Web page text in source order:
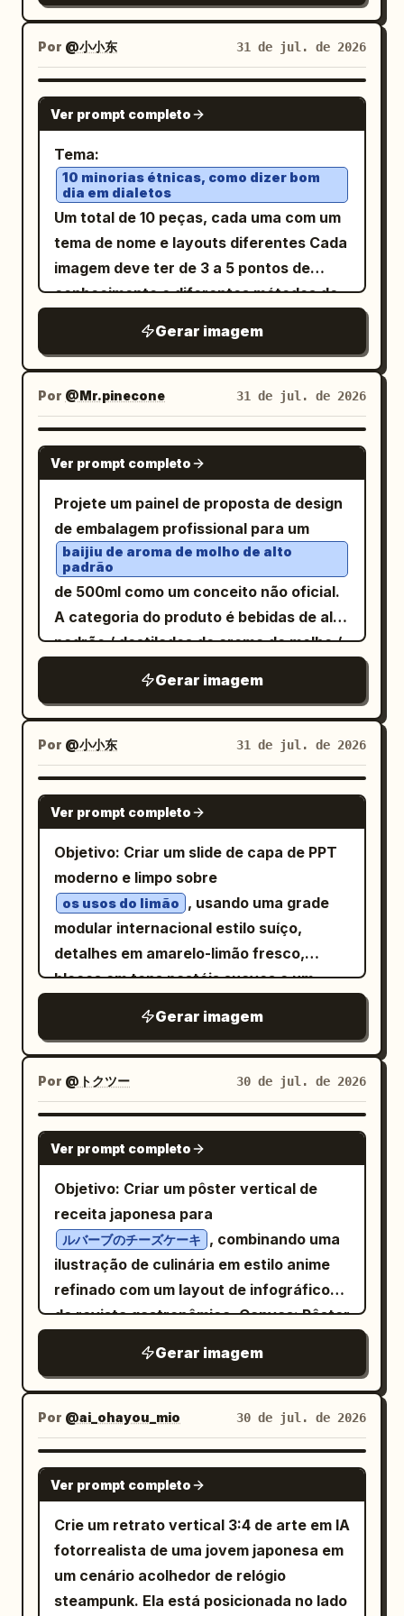
simplificado fornecidos, sem adicionar
texto extra.
publicação. Evite cenas complexas,
texturas decorativas, filtros vintage e
layouts desorganizados.
pátio chinês desenhado em gravura
detalhada em tinta monocromática. À
esquerda, um grande sino de templo de
bronze pende de uma viga de madeira
horizontal espessa por anéis e correntes
pesado e texturizado, com tachas em
relevo, painéis esculpidos e uma borda
inferior recortada. Uma corda está
amarrada ao badalo ou à borda inferior
do sino e se estende diagonalmente para
baixo em direção à direita. Personagem:
exatamente um homem chinês adulto em
trajes tradicionais antigos, agachado e
puxando a corda com o corpo inclinado
para trás. Ele tapa ambas as orelhas
com as mãos enquanto ainda tenta
roubar ou mover o sino. Ele tem um
calças pretas largas, uma faixa na
cintura, botas e uma postura cômica
tensa. Visualização de som: Desenhe
muitos anéis concêntricos vermelhos
finos de ondas sonoras irradiando do
sino por todo o pátio, passando ao redor
do homem para enfatizar que tapar os
ouvidos não interrompe o som. Fundo:
Inclua um piso de pátio pavimentado
com pedras, uma parede de pátio pálida
com painéis decorativos tênues, um
telhado de telhas tradicional e uma
estrutura de portão de madeira à direita,
galhos de árvores com folhas esparsas
atrás da parede e detalhes
arquitetônicos de madeira esculpida à
esquerda. Mantenha o ambiente
historicamente chinês e levemente
teatral. Elementos anotados: Inclua
exatamente 3 chamadas numeradas em
vermelho: “01” perto do sino que toca e
das ondas sonoras, “02” perto do
homem tapando os ouvidos e “03” perto
do chão de pedra no centro-inferior
vermelhas finas e pequenos círculos
linha de caneta e tinta altamente
detalhada, tons suaves de preto e sépia
com detalhes em vermelho contidos
apenas para as ondas sonoras,
chamadas e a pequena etiqueta. A
imagem deve parecer um diagrama de
livro de histórias chinês antigo
misturado com um pôster de infográfico
brilhantes, sem personagens extras,
sem marca d'água.
× 957 px, fundo preto carvão com
margens estreitas e visual de postagem
de feed. Layout: No topo, coloque uma
grade 2 × 2 de exatamente 4 miniaturas
horizontais pequenas com
espaçamentos escuros estreitos.
Abaixo da grade, adicione uma marca
minúscula de dois caracteres que
pareça “**” ou dois pequenos pontos
brancos. Abaixo disso, coloque 1 imagem
de fantasia horizontal grande ocupando
quase toda a largura. Sob a imagem
grande, adicione exatamente 3 linhas
alinhado à esquerda. Na parte inferior,
coloque 1 imagem de fantasia horizontal
grande final ocupando quase toda a
largura. Total de painéis de imagem
visíveis: exatamente 6, consistindo em 4
miniaturas pequenas, 1 painel grande
central e 1 painel grande inferior.
Assunto da imagem de fantasia: Cada
painel deve retratar uma avenida de
fantasia gótica épica semelhante,
levando a um castelo ou cidadela de
pavimentação de paralelepípedos
úmidos e reflexivos, postes de luz e
grades ornamentados, árvores de
outono vermelhas e laranjas em ambos
os lados, profundidade atmosférica azul
nebulosa, cachoeiras ou feixes de luz
verticais e um vórtice de arco-íris
giratório luminoso no céu acima do
castelo. O estilo deve se assemelhar a
arte conceitual de fantasia digital
altamente detalhada, com perspectiva
dramática, iluminação pictórica e
arquitetura ornamentada. Conceito de
degradação: As 4 miniaturas devem
parecer muito semelhantes entre si,
como se a mesma cena estivesse sendo
regenerada repetidamente. A imagem
grande central deve ser mais nítida e
grandiosa, mas já mostrar padrões de
textura repetidos e efeitos sobrepostos.
A imagem inferior deve parecer
visivelmente degradada: ruidosa,
borrada, supersaturada, com detalhes
manchados, bordas duplicadas, texturas
granuladas e excesso de artefatos
acumulados semelhantes a pinceladas,
embora ainda reconhecível como a
mesma avenida do castelo de fantasia.
Conteúdo do texto: Use exatamente
estas 3 linhas de legenda sob a imagem
central em texto pequeno, em negrito,
foi diferente, esta é a 5ª geração:”
imagens anteriores.” “A destruição é
ainda pior, por causa das diferenças nos
dados da imagem a cada passo.” Estilo
visual: Estética de captura de tela de
Por @小小东 31 de jul. de 2026
GPT IMAGE 2
Ver prompt completo
Tema:
10 minorias étnicas, como dizer bom
dia em dialetos
Um total de 10 peças, cada uma com um
tema de nome e layouts diferentes Cada
imagem deve ter de 3 a 5 pontos de
conhecimento e diferentes métodos de
Tipografia e fontes profissionais de nível
colecionador Proporção de aspecto 3:4
Não utilize lógica de numeração
sequencial
Gerar imagem
Por @Mr.pinecone 31 de jul. de 2026
GPT IMAGE 2
Ver prompt completo
Projete um painel de proposta de design
de embalagem profissional para um
baijiu de aroma de molho de alto
padrão
de 500ml como um conceito não oficial.
A categoria do produto é bebidas de alto
padrão / destilados de aroma de molho /
garrafa de vidro, visando presentes de
alto valor, coleções pessoais, brindes
corporativos e banquetes de negócios.
Os cenários de vendas e transporte
abrangem exposição em varejo
boutique, presentes festivos, entrega
por e-commerce e transporte em caixa
externa secundária. O estilo utiliza uma
combinação derivada do Modo
Automático: o estilo principal é
Patrimônio Imaterial Antigo,
complementado por hierarquia de
informações e ordem modular Moderna
Internacional, enfatizando técnicas de
fabricação, envelhecimento, cultura de
origem e expressão de marca moderna
de alto padrão, evitando clichês de
preto e dourado, vermelho e dourado,
empilhamento palaciano e simbolismo
'Expressão Contemporânea do
Artesanato Antigo' como conceito
central: uma paleta contida e premium
composta por
marrom terra de forno, branco marfim
de papel de arroz, índigo profundo e
detalhes metálicos de cobre oxidado
, com uma atmosfera oriental que não é
datada e uma sensação internacional de
principal utiliza uma estrutura de caixa
de presente rígida vertical. Valores
sugeridos/confirmação de amostragem:
uma caixa de presente de papel especial
envolto em placa rígida usando uma
estrutura de tampa superior e inferior
mais ombro, contendo uma garrafa de
vidro de baijiu de 500ml dentro; o corpo
Gerar imagem
Por @小小东 31 de jul. de 2026
GPT IMAGE 2
Ver prompt completo
Objetivo: Criar um slide de capa de PPT
moderno e limpo sobre
os usos do limão
, usando uma grade
modular internacional estilo suíço,
detalhes em amarelo-limão fresco,
blocos em tons pastéis suaves e um
saúde/estilo de vida. Canvas: Slide de
apresentação widescreen 16:9, fundo
off-white, margens amplas, tipografia
vetorial nítida, sem marca d'água. Use
equilíbrio assimétrico: coluna esquerda
com texto em destaque e composição
fotográfica arredondada grande à
direita. Layout: O lado esquerdo contém
a pilha de títulos e quatro cartões de
recursos. O lado direito contém um
painel fotográfico de limão com cantos
arredondados ocupando cerca de
metade da largura do slide. O canto
inferior direito possui uma barra de
etiqueta de página em preto e amarelo.
Adicione marcas de grade/linha de base
verticais sutis ao longo da borda inferior.
Conteúdo do texto: Título principal em
caracteres grandes, pretos e em
adicione um sublinhado curto em
amarelo neon, seguido pelo subtítulo:
Apresentação de 10 slides com
informações modernas
Gerar imagem
Por @トクツー 30 de jul. de 2026
GPT IMAGE 2
Ver prompt completo
Objetivo: Criar um pôster vertical de
receita japonesa para
ルバーブのチーズケーキ
, combinando uma
ilustração de culinária em estilo anime
refinado com um layout de infográfico
de revista gastronômica. Canvas: Pôster
cinematográfica quente, paleta de
marrom escuro e dourado, renderização
em anime semi-realista de alto detalhe.
Use um fundo de cozinha europeia
rústica com paredes de tijolos, panelas
de cobre, utensílios pendurados, luz de
janela vinda do canto superior esquerdo,
vapor, bancada de madeira e bordas
ornamentais douradas finas e elegantes.
Layout principal: No canto superior
Gerar imagem
Por @ai_ohayou_mio 30 de jul. de 2026
GPT IMAGE 2
Ver prompt completo
Crie um retrato vertical 3:4 de arte em IA
fotorrealista de uma jovem japonesa em
um cenário acolhedor de relógio
steampunk. Ela está posicionada no lado